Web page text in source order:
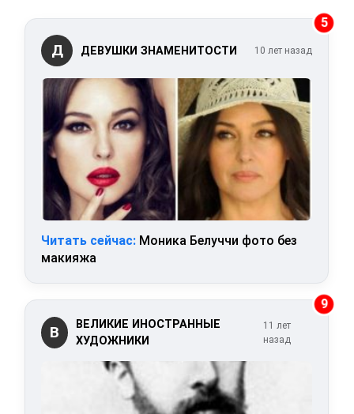
5
Д ДЕВУШКИ ЗНАМЕНИТОСТИ 10 лет назад
Читать сейчас: Моника Белуччи фото без
макияжа
9
В
ВЕЛИКИЕ ИНОСТРАННЫЕ
ХУДОЖНИКИ
11 лет
назад